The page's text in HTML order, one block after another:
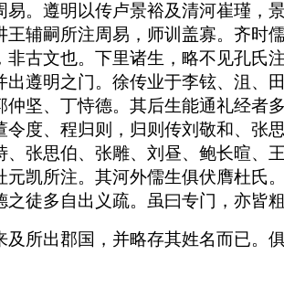
。遵明以传卢景裕及清河崔瑾，
辅嗣所注周易，师训盖寡。齐时
古文也。下里诸生，略不见孔氏
遵明之门。徐传业于李铉、沮、
坚、丁恃德。其后生能通礼经者
度、程归则，归则传刘敬和、张
张思伯、张雕、刘昼、鲍长暄、
凯所注。其河外儒生俱伏膺杜氏
徒多自出义疏。虽曰专门，亦皆粗
所出郡国，并略存其姓名而已。